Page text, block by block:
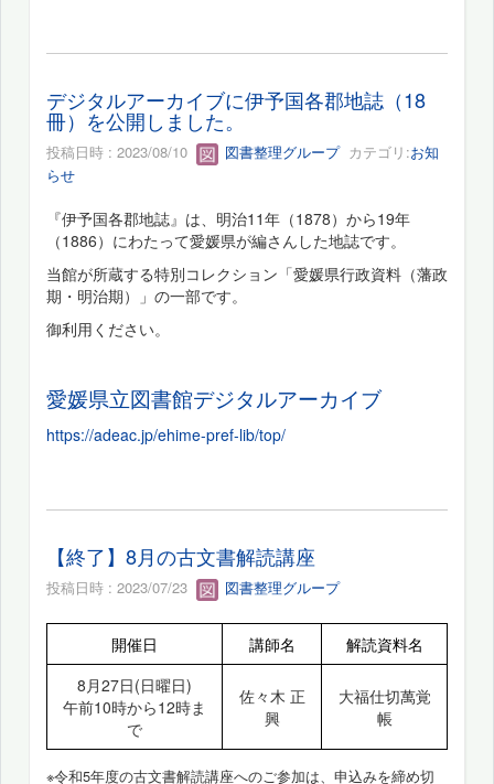
デジタルアーカイブに伊予国各郡地誌（18
冊）を公開しました。
投稿日時 : 2023/08/10 図書整理グループカテゴリ:お知
らせ
『伊予国各郡地誌』は、明治11年（1878）から19年
（1886）にわたって愛媛県が編さんした地誌です。
当館が所蔵する特別コレクション「愛媛県行政資料（藩政
期・明治期）」の一部です。
御利用ください。
愛媛県立図書館デジタルアーカイブ
https://adeac.jp/ehime-pref-lib/top/
【終了】8月の古文書解読講座
投稿日時 : 2023/07/23 図書整理グループ
開催日 講師名
解読資料名
8月27日(日曜日)
午前10時から12時ま
で
佐々木 正
興
大福仕切萬覚
帳
※令和5年度の古文書解読講座へのご参加は、申込みを締め切